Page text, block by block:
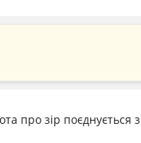
про зір поєднується